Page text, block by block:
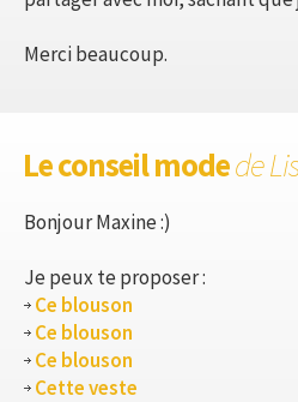
Merci beaucoup.
Le conseil modede
Bonjour Maxine :)
Je peux te proposer :
Ce blouson
Ce blouson
Ce blouson
Cette veste